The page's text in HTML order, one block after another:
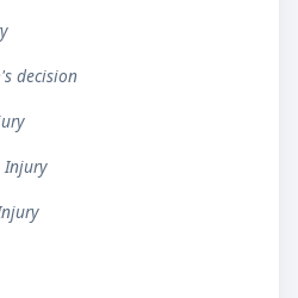
decision
Injury